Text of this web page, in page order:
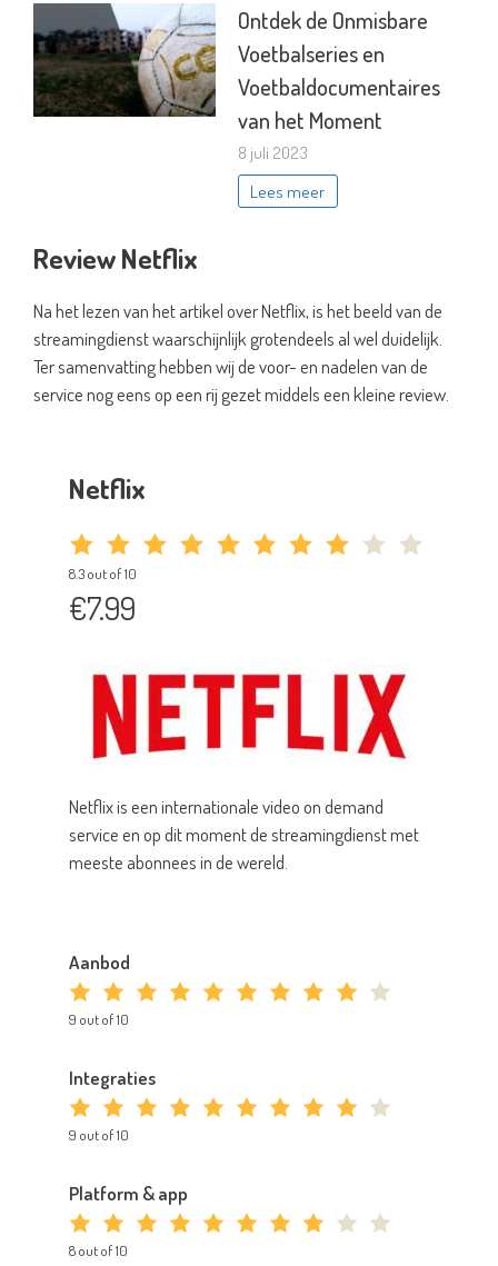
Ontdek de Onmisbare
Voetbalseries en
Voetbaldocumentaires
van het Moment
8 juli 2023
Lees meer
Review Netflix
Na het lezen van het artikel over Netflix, is het beeld van de
streamingdienst waarschijnlijk grotendeels al wel duidelijk.
Ter samenvatting hebben wij de voor- en nadelen van de
service nog eens op een rij gezet middels een kleine review.
Netflix
8.3 out of 10
€7.99
Netflix is een internationale video on demand
service en op dit moment de streamingdienst met
meeste abonnees in de wereld.
Aanbod
9 out of 10
Integraties
9 out of 10
Platform & app
8 out of 10